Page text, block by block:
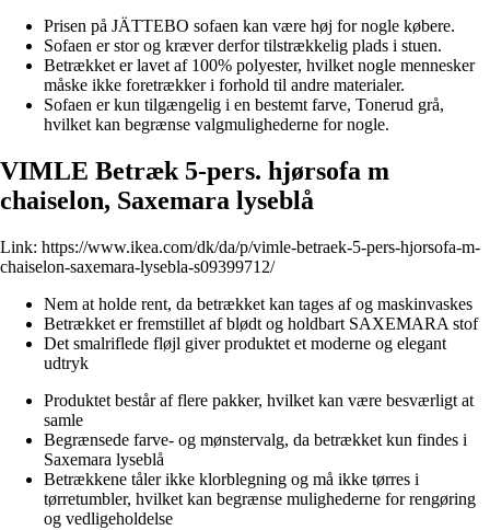
Prisen på JÄTTEBO sofaen kan være høj for nogle købere.
Sofaen er stor og kræver derfor tilstrækkelig plads i stuen.
Betrækket er lavet af 100% polyester, hvilket nogle mennesker
måske ikke foretrækker i forhold til andre materialer.
Sofaen er kun tilgængelig i en bestemt farve, Tonerud grå,
hvilket kan begrænse valgmulighederne for nogle.
VIMLE Betræk 5-pers. hjørsofa m
chaiselon, Saxemara lyseblå
Link: https://www.ikea.com/dk/da/p/vimle-betraek-5-pers-hjorsofa-m-
chaiselon-saxemara-lysebla-s09399712/
Nem at holde rent, da betrækket kan tages af og maskinvaskes
Betrækket er fremstillet af blødt og holdbart SAXEMARA stof
Det smalriflede fløjl giver produktet et moderne og elegant
udtryk
Produktet består af flere pakker, hvilket kan være besværligt at
samle
Begrænsede farve- og mønstervalg, da betrækket kun findes i
Saxemara lyseblå
Betrækkene tåler ikke klorblegning og må ikke tørres i
tørretumbler, hvilket kan begrænse mulighederne for rengøring
og vedligeholdelse